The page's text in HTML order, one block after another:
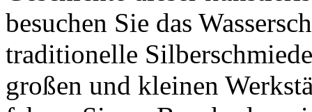
besuchen Sie das
traditionelle
großen und kleinen